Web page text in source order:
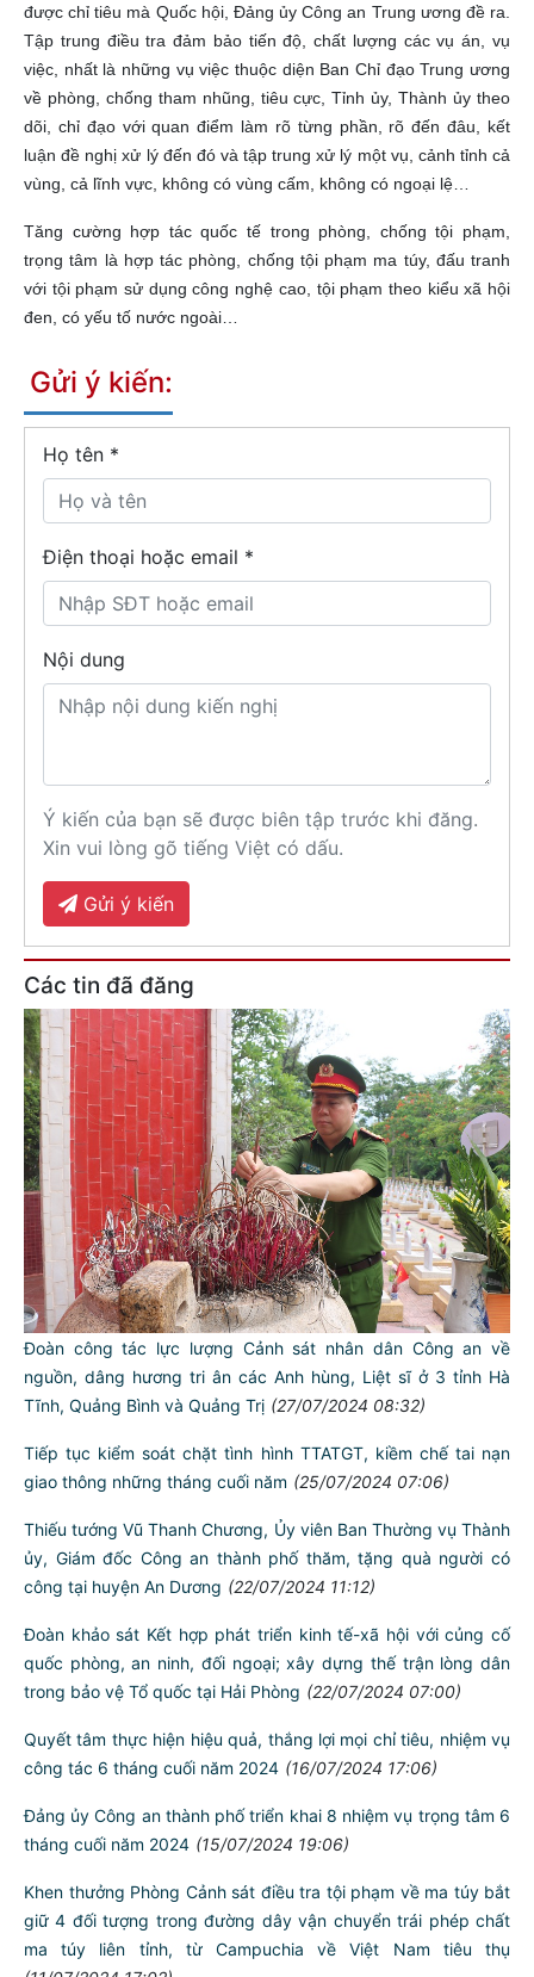
được chỉ tiêu mà Quốc hội, Đảng ủy Công an Trung ương đề ra.
Tập trung điều tra đảm bảo tiến độ, chất lượng các vụ án, vụ
việc, nhất là những vụ việc thuộc diện Ban Chỉ đạo Trung ương
về phòng, chống tham nhũng, tiêu cực, Tỉnh ủy, Thành ủy theo
dõi, chỉ đạo với quan điểm làm rõ từng phần, rõ đến đâu, kết
luận đề nghị xử lý đến đó và tập trung xử lý một vụ, cảnh tỉnh cả
vùng, cả lĩnh vực, không có vùng cấm, không có ngoại lệ…
Tăng cường hợp tác quốc tế trong phòng, chống tội phạm,
trọng tâm là hợp tác phòng, chống tội phạm ma túy, đấu tranh
với tội phạm sử dụng công nghệ cao, tội phạm theo kiểu xã hội
đen, có yếu tố nước ngoài…
Gửi ý kiến:
Họ tên *
Điện thoại hoặc email *
Nội dung
Ý kiến của bạn sẽ được biên tập trước khi đăng.
Xin vui lòng gõ tiếng Việt có dấu.
Gửi ý kiến
Các tin đã đăng
Đoàn công tác lực lượng Cảnh sát nhân dân Công an về
nguồn, dâng hương tri ân các Anh hùng, Liệt sĩ ở 3 tỉnh Hà
Tĩnh, Quảng Bình và Quảng Trị (27/07/2024 08:32)
Tiếp tục kiểm soát chặt tình hình TTATGT, kiềm chế tai nạn
giao thông những tháng cuối năm
(25/07/2024 07:06)
Thiếu tướng Vũ Thanh Chương, Ủy viên Ban Thường vụ Thành
ủy, Giám đốc Công an thành phố thăm, tặng quà người có
công tại huyện An Dương
(22/07/2024 11:12)